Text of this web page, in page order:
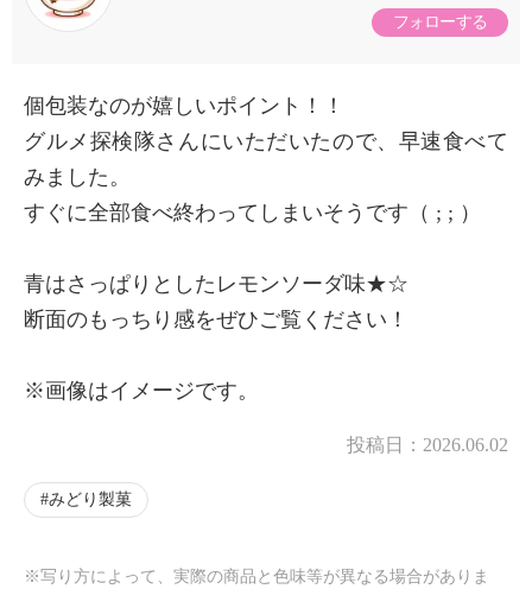
フォローする
個包装なのが嬉しいポイント！！
グルメ探検隊さんにいただいたので、早速食べて
みました。
すぐに全部食べ終わってしまいそうです（ ; ; ）
青はさっぱりとしたレモンソーダ味★☆
断面のもっちり感をぜひご覧ください！
※画像はイメージです。
投稿日： 2026.06.02
みどり製菓
※写り方によって、実際の商品と色味等が異なる場合がありま